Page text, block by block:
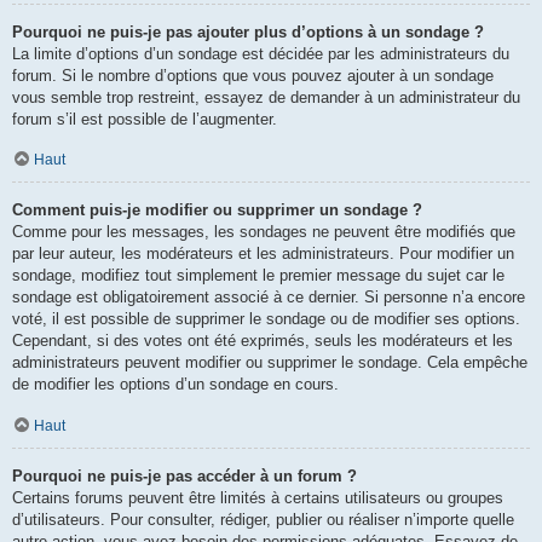
Pourquoi ne puis-je pas ajouter plus d’options à un sondage ?
La limite d’options d’un sondage est décidée par les administrateurs du
forum. Si le nombre d’options que vous pouvez ajouter à un sondage
vous semble trop restreint, essayez de demander à un administrateur du
forum s’il est possible de l’augmenter.
Haut
Comment puis-je modifier ou supprimer un sondage ?
Comme pour les messages, les sondages ne peuvent être modifiés que
par leur auteur, les modérateurs et les administrateurs. Pour modifier un
sondage, modifiez tout simplement le premier message du sujet car le
sondage est obligatoirement associé à ce dernier. Si personne n’a encore
voté, il est possible de supprimer le sondage ou de modifier ses options.
Cependant, si des votes ont été exprimés, seuls les modérateurs et les
administrateurs peuvent modifier ou supprimer le sondage. Cela empêche
de modifier les options d’un sondage en cours.
Haut
Pourquoi ne puis-je pas accéder à un forum ?
Certains forums peuvent être limités à certains utilisateurs ou groupes
d’utilisateurs. Pour consulter, rédiger, publier ou réaliser n’importe quelle